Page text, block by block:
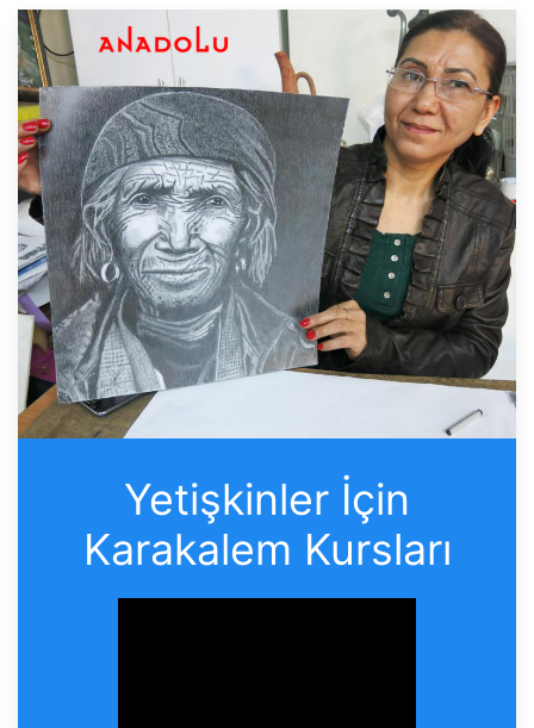
Yetişkinler İçin
Karakalem Kursları